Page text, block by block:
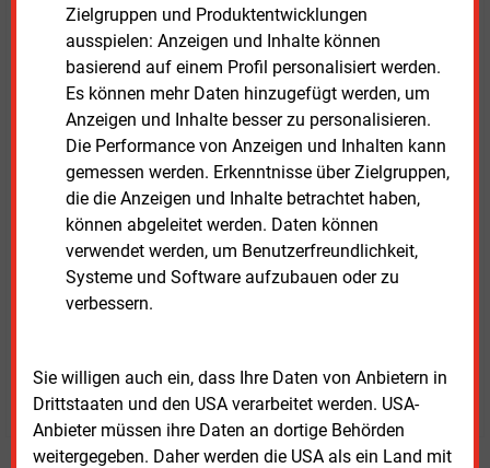
Zielgruppen und Produktentwicklungen
ausspielen: Anzeigen und Inhalte können
basierend auf einem Profil personalisiert werden.
Es können mehr Daten hinzugefügt werden, um
Anzeigen und Inhalte besser zu personalisieren.
Die Performance von Anzeigen und Inhalten kann
gemessen werden. Erkenntnisse über Zielgruppen,
die die Anzeigen und Inhalte betrachtet haben,
können abgeleitet werden. Daten können
verwendet werden, um Benutzerfreundlichkeit,
Systeme und Software aufzubauen oder zu
verbessern.
Sie willigen auch ein, dass Ihre Daten von Anbietern in
Drittstaaten und den USA verarbeitet werden. USA-
Anbieter müssen ihre Daten an dortige Behörden
weitergegeben. Daher werden die USA als ein Land mit
Scholtka betonte abschließend, dass Netzanschluss
und Netzausbau weiterhin zentrale
Herausforderungen bleiben. Es brauche mehr
Transparenz, schnellere Verfahren und einen engen
Austausch zwischen allen Beteiligten. Ohne
strukturelle Reformen drohten Verzögerungen und
steigende Kosten, die sowohl Unternehmen als auch
Verbraucher belasten könnten. Gleichzeitig müssten
ausreichende Investitionsanreize für Netzbetreiber
erhalten bleiben.
© 2026 Energie & Management GmbH